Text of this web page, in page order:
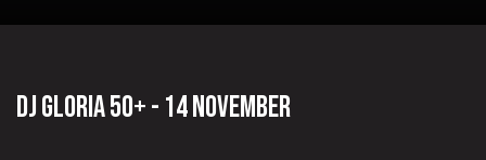
DJ GLORIA 50+ - 14 NOVEMBER